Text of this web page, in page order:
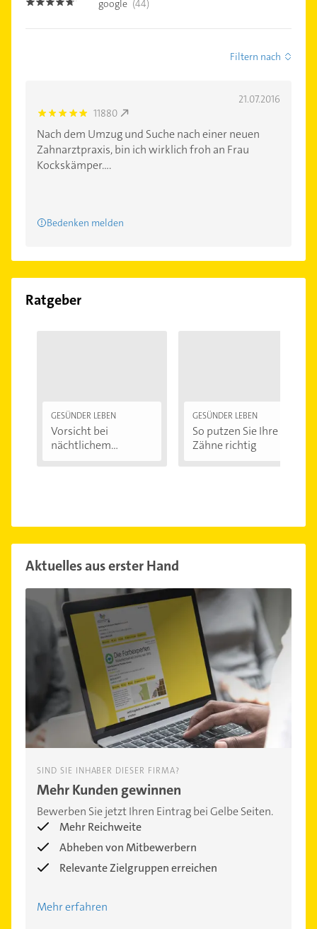
4.6 google (44)
Filtern nach
21.07.2016
5.0 11880
Nach dem Umzug und Suche nach einer neuen
Zahnarztpraxis, bin ich wirklich froh an Frau
Kockskämper....
Bedenken melden
Ratgeber
GESÜNDER LEBEN
Vorsicht bei
nächtlichem
GESÜNDER LEBEN
So putzen Sie Ihre
Zähne richtig
Aktuelles aus erster Hand
SIND SIE INHABER DIESER FIRMA?
Mehr Kunden gewinnen
Bewerben Sie jetzt Ihren Eintrag bei Gelbe Seiten.
Mehr Reichweite
Abheben von Mitbewerbern
Relevante Zielgruppen erreichen
Mehr erfahren